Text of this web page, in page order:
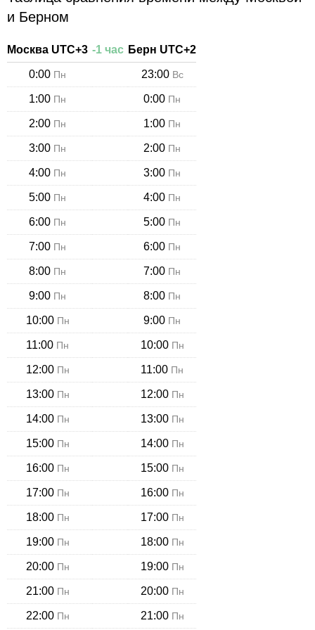
и Берном
Москва UTC+3 -1 час Берн UTC+2
0:00 Пн 23:00 Вс
1:00 Пн 0:00 Пн
2:00 Пн 1:00 Пн
3:00 Пн 2:00 Пн
4:00 Пн 3:00 Пн
5:00 Пн 4:00 Пн
6:00 Пн 5:00 Пн
7:00 Пн 6:00 Пн
8:00 Пн 7:00 Пн
9:00 Пн 8:00 Пн
10:00 Пн 9:00 Пн
11:00 Пн 10:00 Пн
12:00 Пн 11:00 Пн
13:00 Пн 12:00 Пн
14:00 Пн 13:00 Пн
15:00 Пн 14:00 Пн
16:00 Пн 15:00 Пн
17:00 Пн 16:00 Пн
18:00 Пн 17:00 Пн
19:00 Пн 18:00 Пн
20:00 Пн 19:00 Пн
21:00 Пн 20:00 Пн
22:00 Пн 21:00 Пн